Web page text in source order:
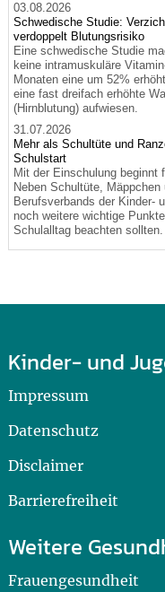
03.08.2026
Schwedische Studie:
verdoppelt Blutungsrisiko
Eine schwedische Studie
keine intramuskuläre
Monaten eine um 52%
eine fast dreifach erhöhte
(Hirnblutung) aufwiesen.
31.07.2026
Mehr als Schultüte und
Schulstart
Mit der Einschulung beginnt
Neben Schultüte,
Berufsverbands der Kinder-
noch weitere wichtige
Schulalltag beachten sollten.
Kinder- und
Impressum
Datenschutz
Disclaimer
Barrierefreiheit
Weitere
Frauengesundheit